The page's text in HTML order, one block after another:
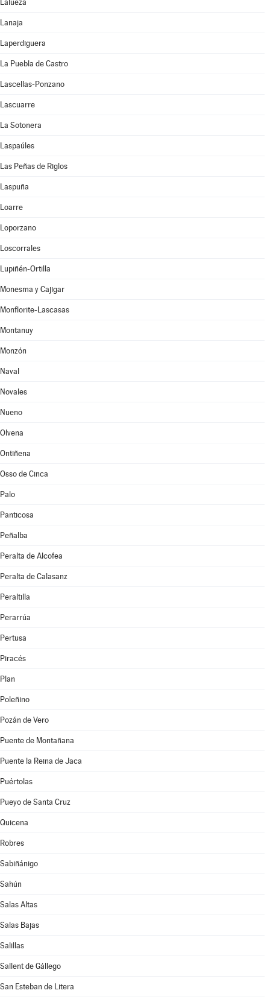
Lalueza
Lanaja
Laperdiguera
La Puebla de Castro
Lascellas-Ponzano
Lascuarre
La Sotonera
Laspaúles
Las Peñas de Riglos
Laspuña
Loarre
Loporzano
Loscorrales
Lupiñén-Ortilla
Monesma y Cajigar
Monflorite-Lascasas
Montanuy
Monzón
Naval
Novales
Nueno
Olvena
Ontiñena
Osso de Cinca
Palo
Panticosa
Peñalba
Peralta de Alcofea
Peralta de Calasanz
Peraltilla
Perarrúa
Pertusa
Piracés
Plan
Poleñino
Pozán de Vero
Puente de Montañana
Puente la Reina de Jaca
Puértolas
Pueyo de Santa Cruz
Quicena
Robres
Sabiñánigo
Sahún
Salas Altas
Salas Bajas
Salillas
Sallent de Gállego
San Esteban de Litera